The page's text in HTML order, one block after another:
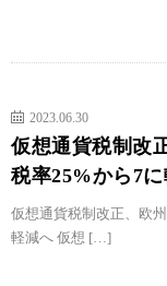
2023.06.30
仮想通貨税制改
税率25%から7
仮想通貨税制改正、欧
軽減へ 仮想 […]